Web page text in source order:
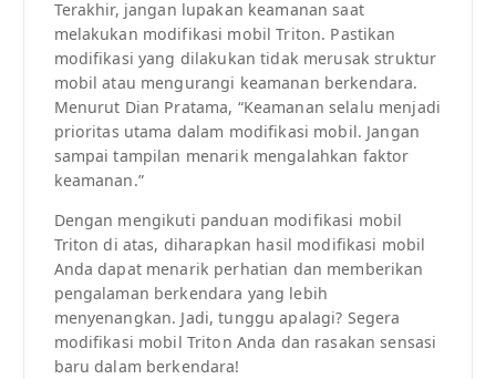
Terakhir, jangan lupakan keamanan saat
melakukan modifikasi mobil Triton. Pastikan
modifikasi yang dilakukan tidak merusak struktur
mobil atau mengurangi keamanan berkendara.
Menurut Dian Pratama, “Keamanan selalu menjadi
prioritas utama dalam modifikasi mobil. Jangan
sampai tampilan menarik mengalahkan faktor
keamanan.”
Dengan mengikuti panduan modifikasi mobil
Triton di atas, diharapkan hasil modifikasi mobil
Anda dapat menarik perhatian dan memberikan
pengalaman berkendara yang lebih
menyenangkan. Jadi, tunggu apalagi? Segera
modifikasi mobil Triton Anda dan rasakan sensasi
baru dalam berkendara!